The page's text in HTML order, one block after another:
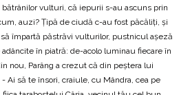
vulturi, că iepurii s-au ascuns prin
auzi? Țipă de ciudă c-au fost păcăliți, și
împartă păstrăvi vulturilor, pustnicul așeză
în piatră: de-acolo luminau fiecare în
nou, Parâng a crezut că din peștera lui
Ai să te însori, craiule, cu Mândra, cea pe